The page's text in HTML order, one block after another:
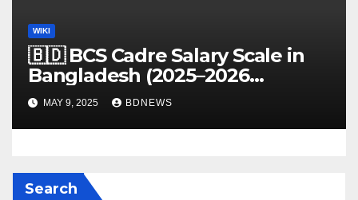
WIKI
🇧🇩 BCS Cadre Salary Scale in
Bangladesh (2025–2026
Updated Guide)
MAY 9, 2025 BDNEWS
Search